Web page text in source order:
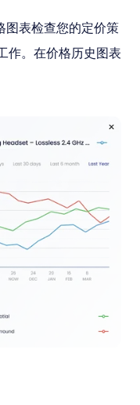
表检查您的定价策
作。在价格历史图表